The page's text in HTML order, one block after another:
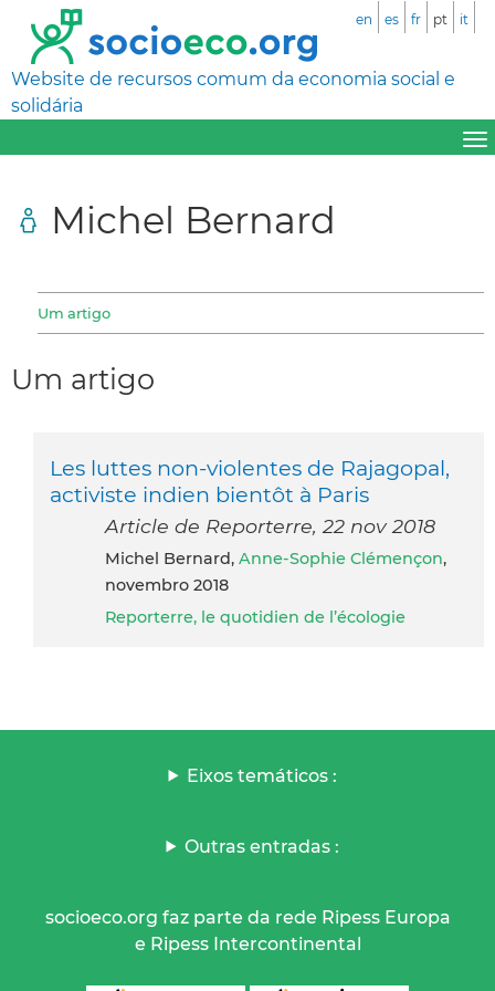
Website de recursos comum da economia social e
solidária
en es fr pt it
Michel Bernard
Um artigo
Um artigo
Les luttes non-violentes de Rajagopal,
activiste indien bientôt à Paris
Article de Reporterre, 22 nov 2018
Michel Bernard, Anne-Sophie Clémençon,
novembro 2018
Reporterre, le quotidien de l’écologie
Eixos temáticos :
Outras entradas :
socioeco.org faz parte da rede Ripess Europa
e Ripess Intercontinental